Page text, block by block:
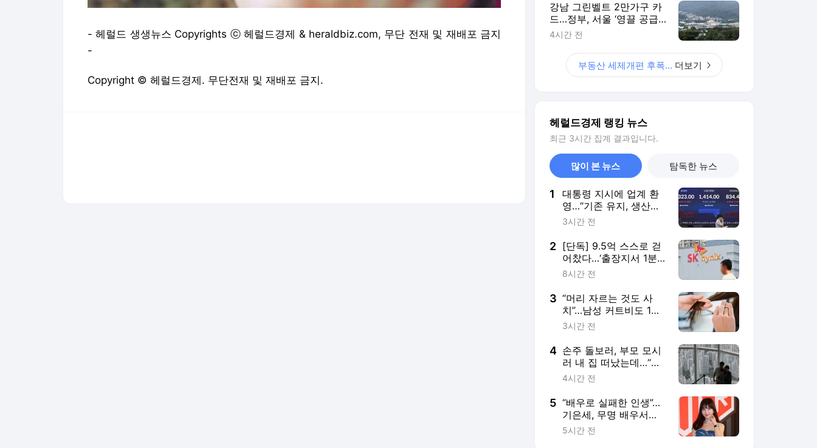
- 헤럴드 생생뉴스 Copyrights ⓒ 헤럴드경제 & heraldbiz.com, 무단 전재 및 재배포 금지
-
Copyright © 헤럴드경제. 무단전재 및 재배포 금지.
강남 그린벨트 2만가구 카
드…정부, 서울 ‘영끌 공급’
[부동산360]
4시간 전
부동산 세제개편 후폭풍 더보기
헤럴드경제 랭킹 뉴스
최근 3시간 집계 결과입니다.
많이 본 뉴스 탐독한 뉴스
1
대통령 지시에 업계 환
영…“기존 유지, 생산적
ISA 차별화해야”
3시간 전
2 [단독] 9.5억 스스로 걷
어찼다…‘출장지서 1분
만에 퇴근’상습 근태 불
고 정당 [세상&]
8시간 전
3 “머리 자르는 것도 사
치”…남성 커트비도 1년
새 5.5% 올랐다
3시간 전
4 손주 돌보러, 부모 모시
러 내 집 떠났는데…“비
거주 예외 확대해야”
4시간 전
5 “배우로 실패한 인생”…
기은세, 무명 배우서
SNS로 ‘뜬’ 심경
5시간 전